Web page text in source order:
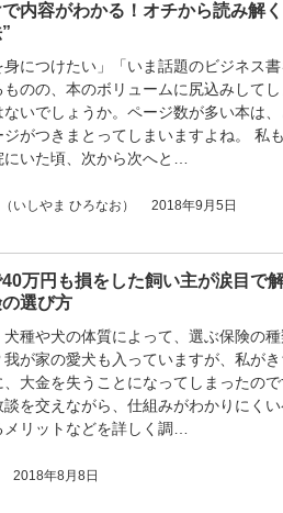
で内容がわかる！オチから読み解
身につけたい」「いま話題のビジネス書
ものの、本のボリュームに尻込みして
ないでしょうか。ページ数が多い本は
がつきまとってしまいますよね。 私
いた頃、次から次へと…
いしやま ひろなお） 2018年9月5日
万円も損をした飼い主が涙目で
選び方
種や犬の体質によって、選ぶ保険の
が家の愛犬も入っていますが、私が
、大金を失うことになってしまったの
を交えながら、仕組みがわかりにく
リットなどを詳しく調…
2018年8月8日